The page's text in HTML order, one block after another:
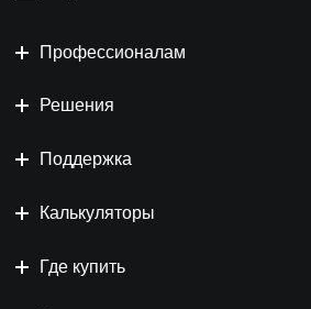
Профессионалам
Решения
Поддержка
Калькуляторы
Где купить